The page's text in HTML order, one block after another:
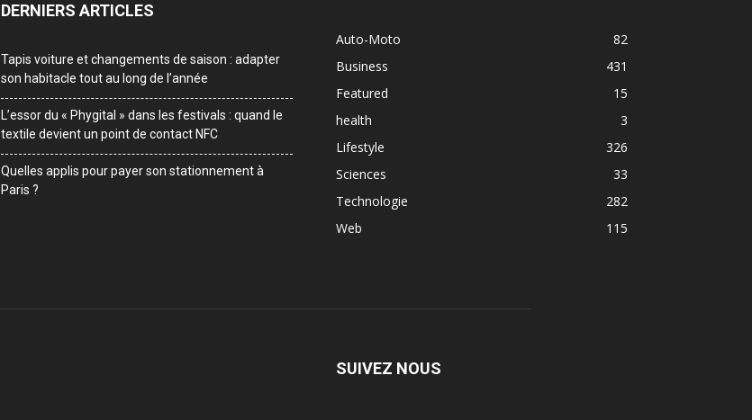
DERNIERS ARTICLES
Tapis voiture et changements de saison : adapter
son habitacle tout au long de l’année
L’essor du « Phygital » dans les festivals : quand le
textile devient un point de contact NFC
Quelles applis pour payer son stationnement à
Paris ?
Auto-Moto
82
Business
431
Featured
15
health
3
Lifestyle
326
Sciences
33
Technologie
282
Web
115
SUIVEZ NOUS